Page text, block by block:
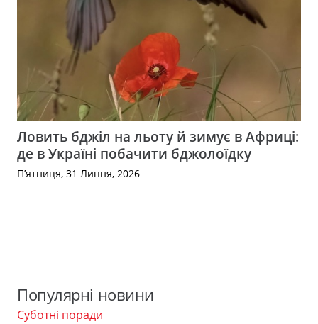
Ловить бджіл на льоту й зимує в Африці:
де в Україні побачити бджолоїдку
П’ятниця, 31 Липня, 2026
Популярні новини
Суботні поради